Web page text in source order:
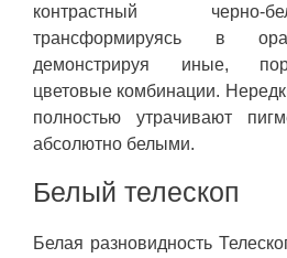
контрастный черно-
трансформируясь в
демонстрируя иные,
цветовые комбинации.
полностью утрачивают
абсолютно белыми.
Белый телескоп
Белая разновидность